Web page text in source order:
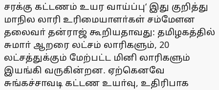
சரக்கு கட்டணம் உயர வாய்ப்பு‘ இது குறித்து
மாநில லாரி உரிமையாளா்கள் சம்மேளன
தலைவா் தன்ராஜ் கூறியதாவது: தமிழகத்தில்
சுமாா் ஆறரை லட்சம் லாரிகளும், 20
லட்சத்துக்கும் மேற்பட்ட மினி லாரிகளும்
இயங்கி வருகின்றன. ஏற்கெனவே
சுங்கச்சாவடி கட்டண உயா்வு, உதிரிபாக